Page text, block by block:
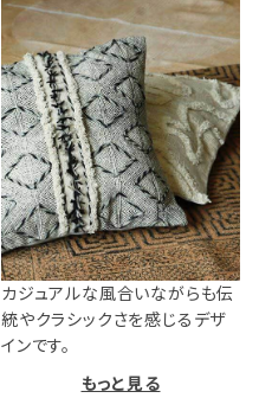
カジュアルな風合いながらも伝
統やクラシックさを感じるデザ
インです。
もっと見る